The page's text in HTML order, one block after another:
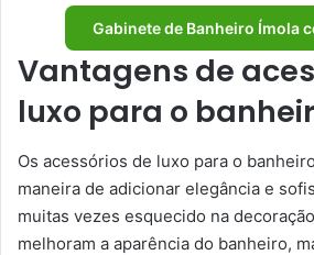
Gabinete de Banheiro Ímola
Vantagens de
luxo para o
Os acessórios de luxo para o
maneira de adicionar elegância e
muitas vezes esquecido na
melhoram a aparência do banheiro,